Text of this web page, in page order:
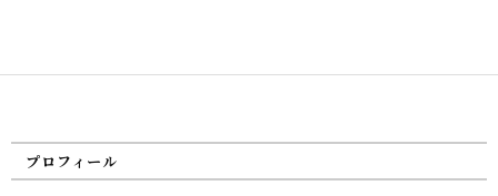
プロフィール